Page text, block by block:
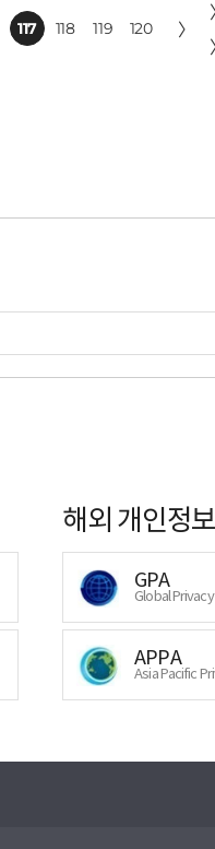
117 118 119 120 〉
해외 개인정
GPA
Global
APPA
Asia Pacific